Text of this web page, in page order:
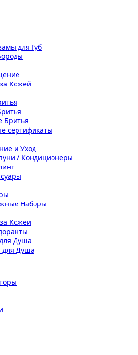
для Губ
Кожей
Бритья
сертификаты
и Уход
/ Кондиционеры
Наборы
Кожей
Душа
для Душа